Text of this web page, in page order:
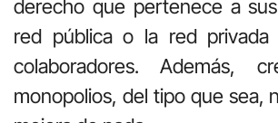
derecho que pertenece a
red pública o la red
colaboradores. Además,
monopolios, del tipo que sea,